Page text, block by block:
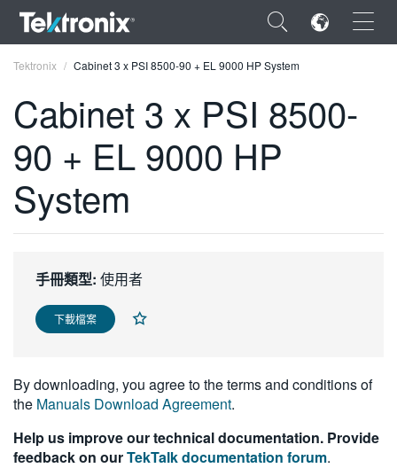
×
ENGLISH
FRANÇAIS
VIỆT NAM
简体中文
한국어
繁體中文
Tektronix Cabinet 3 x PSI 8500-90 + EL 9000 HP System
Cabinet 3 x PSI 8500-
90 + EL 9000 HP
System
手冊類型: 使用者
下載檔案
By downloading, you agree to the terms and conditions of
the Manuals Download Agreement.
Help us improve our technical documentation. Provide
feedback on ourTekTalk documentation forum.